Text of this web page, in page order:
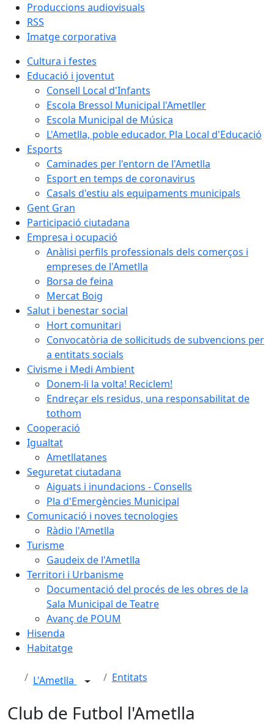
Produccions audiovisuals
RSS
Imatge corporativa
Cultura i festes
Educació i joventut
Consell Local d'Infants
Escola Bressol Municipal l'Ametller
Escola Municipal de Música
L'Ametlla, poble educador. Pla Local d'Educació
Esports
Caminades per l'entorn de l'Ametlla
Esport en temps de coronavirus
Casals d'estiu als equipaments municipals
Gent Gran
Participació ciutadana
Empresa i ocupació
Anàlisi perfils professionals dels comerços i
empreses de l'Ametlla
Borsa de feina
Mercat Boig
Salut i benestar social
Hort comunitari
Convocatòria de sol·licituds de subvencions per
a entitats socials
Civisme i Medi Ambient
Donem-li la volta! Reciclem!
Endreçar els residus, una responsabilitat de
tothom
Cooperació
Igualtat
Ametllatanes
Seguretat ciutadana
Aiguats i inundacions - Consells
Pla d'Emergències Municipal
Comunicació i noves tecnologies
Ràdio l'Ametlla
Turisme
Gaudeix de l'Ametlla
Territori i Urbanisme
Documentació del procés de les obres de la
Sala Municipal de Teatre
Avanç de POUM
Hisenda
Habitatge
L'Ametlla Entitats
Club de Futbol l'Ametlla